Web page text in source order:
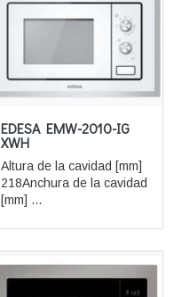
EDESA EMW-2010-IG
XWH
Altura de la cavidad [mm]
218Anchura de la cavidad
[mm] ...